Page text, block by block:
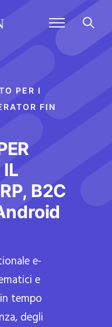
PER I
FIN
IL
B2C
e-
e
tempo
degli